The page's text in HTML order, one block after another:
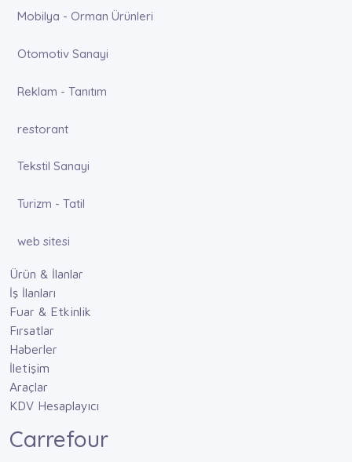
Mobilya - Orman Ürünleri
Otomotiv Sanayi
Reklam - Tanıtım
restorant
Tekstil Sanayi
Turizm - Tatil
web sitesi
Ürün & İlanlar
İş İlanları
Fuar & Etkinlik
Fırsatlar
Haberler
İletişim
Araçlar
KDV Hesaplayıcı
Carrefour